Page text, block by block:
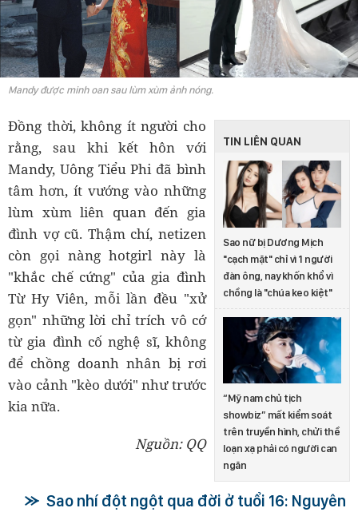
Mandy được minh oan sau lùm xùm ảnh nóng.
TIN LIÊN QUAN
Sao nữ bị Dương Mịch
"cạch mặt" chỉ vì 1 người
đàn ông, nay khốn khổ vì
chồng là "chúa keo kiệt"
“Mỹ nam chủ tịch
showbiz” mất kiểm soát
trên truyền hình, chửi thề
loạn xạ phải có người can
ngăn
Đồng thời, không ít người cho
rằng, sau khi kết hôn với
Mandy, Uông Tiểu Phi đã bình
tâm hơn, ít vướng vào những
lùm xùm liên quan đến gia
đình vợ cũ. Thậm chí, netizen
còn gọi nàng hotgirl này là
"khắc chế cứng" của gia đình
Từ Hy Viên, mỗi lần đều "xử
gọn" những lời chỉ trích vô cớ
từ gia đình cố nghệ sĩ, không
để chồng doanh nhân bị rơi
vào cảnh "kèo dưới" như trước
kia nữa.
Nguồn: QQ
Sao nhí đột ngột qua đời ở tuổi 16: Nguyên